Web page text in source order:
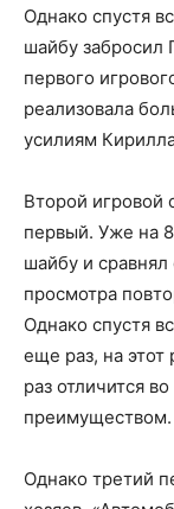
Однако спустя
шайбу забросил
первого
реализовала
усилиям
Второй игровой
первый. Уже на
шайбу и
просмотра
Однако спустя
еще раз, на этот
раз отличится
преимуществом.
Однако третий